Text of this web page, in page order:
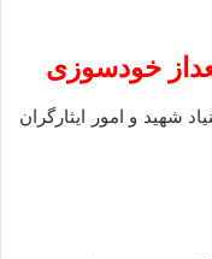
خودسوزی
شهید و امور ایثارگران